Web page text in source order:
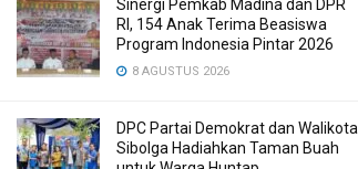
Sinergi Pemkab Madina dan DPR
RI, 154 Anak Terima Beasiswa
Program Indonesia Pintar 2026
8 AGUSTUS 2026
DPC Partai Demokrat dan Walikota
Sibolga Hadiahkan Taman Buah